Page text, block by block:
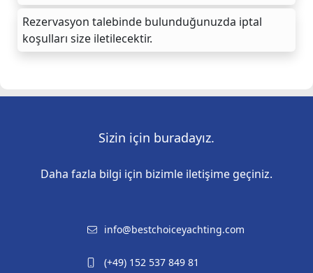
Rezervasyon talebinde bulunduğunuzda iptal
koşulları size iletilecektir.
Sizin için buradayız.
Daha fazla bilgi için bizimle iletişime geçiniz.
info@bestchoiceyachting.com
(+49) 152 537 849 81